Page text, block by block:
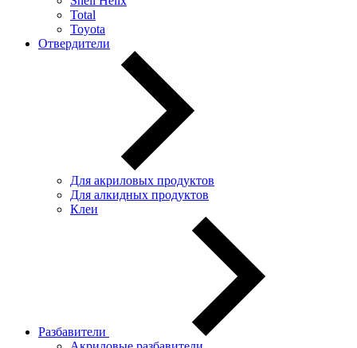
Total
Toyota
Отвердители
Для акриловых продуктов
Для алкидных продуктов
Клеи
Разбавители